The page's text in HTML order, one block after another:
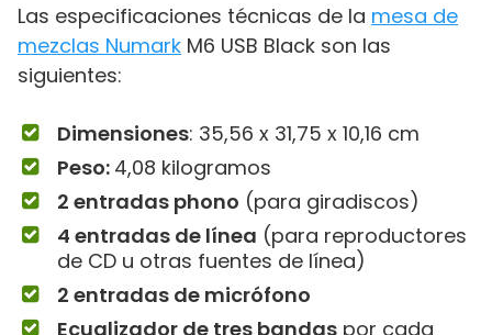
Las especificaciones técnicas de la mesa de
mezclas Numark M6 USB Black son las
siguientes:
Dimensiones: ‎35,56 x 31,75 x 10,16 cm
Peso: 4,08 kilogramos
2 entradas phono (para giradiscos)
4 entradas de línea (para reproductores
de CD u otras fuentes de línea)
2 entradas de micrófono
Ecualizador de tres bandas por cada